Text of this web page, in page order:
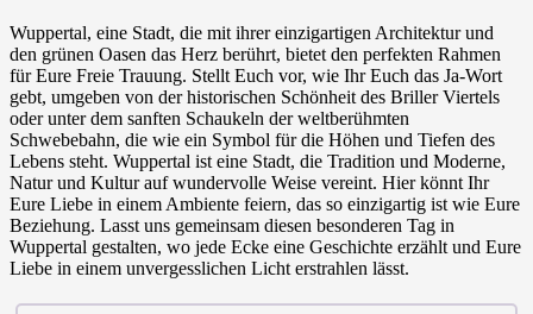
Wuppertal, eine Stadt, die mit ihrer einzigartigen Architektur und
den grünen Oasen das Herz berührt, bietet den perfekten Rahmen
für Eure Freie Trauung. Stellt Euch vor, wie Ihr Euch das Ja-Wort
gebt, umgeben von der historischen Schönheit des Briller Viertels
oder unter dem sanften Schaukeln der weltberühmten
Schwebebahn, die wie ein Symbol für die Höhen und Tiefen des
Lebens steht. Wuppertal ist eine Stadt, die Tradition und Moderne,
Natur und Kultur auf wundervolle Weise vereint. Hier könnt Ihr
Eure Liebe in einem Ambiente feiern, das so einzigartig ist wie Eure
Beziehung. Lasst uns gemeinsam diesen besonderen Tag in
Wuppertal gestalten, wo jede Ecke eine Geschichte erzählt und Eure
Liebe in einem unvergesslichen Licht erstrahlen lässt.